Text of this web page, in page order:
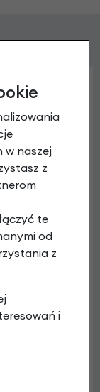
w naszej
z
te
od
z
i